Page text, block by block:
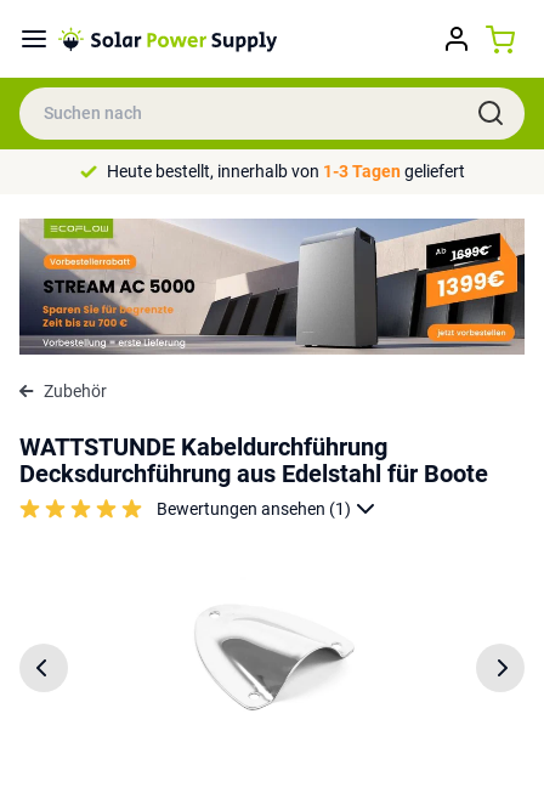
Heute bestellt, innerhalb von 1-3 Tagengeliefert
Zubehör
WATTSTUNDE Kabeldurchführung
Decksdurchführung aus Edelstahl für Boote
Bewertungen ansehen (1)